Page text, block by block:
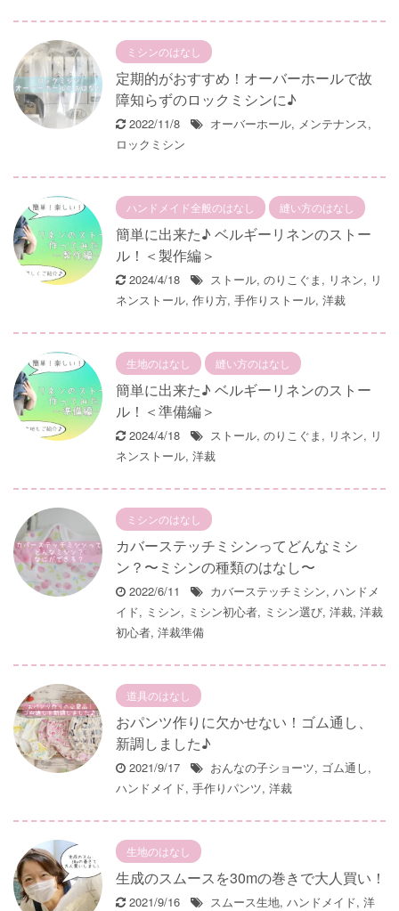
ミシンのはなし
定期的がおすすめ！オーバーホールで故
障知らずのロックミシンに♪
2022/11/8 オーバーホール, メンテナンス,
ロックミシン
ハンドメイド全般のはなし 縫い方のはなし
簡単に出来た♪ ベルギーリネンのストー
ル！＜製作編＞
2024/4/18 ストール, のりこぐま , リネン, リ
ネンストール, 作り方, 手作りストール, 洋裁
生地のはなし 縫い方のはなし
簡単に出来た♪ ベルギーリネンのストー
ル！＜準備編＞
2024/4/18 ストール, のりこぐま , リネン, リ
ネンストール, 洋裁
ミシンのはなし
カバーステッチミシンってどんなミシ
ン？〜ミシンの種類のはなし〜
2022/6/11 カバーステッチミシン, ハンドメ
イド, ミシン, ミシン初心者, ミシン選び, 洋裁, 洋裁
初心者, 洋裁準備
道具のはなし
おパンツ作りに欠かせない！ゴム通し、
新調しました♪
2021/9/17 おんなの子ショーツ, ゴム通し,
ハンドメイド, 手作りパンツ, 洋裁
生地のはなし
生成のスムースを30mの巻きで大人買い！
2021/9/16 スムース生地, ハンドメイド, 洋